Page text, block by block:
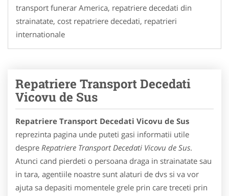
transport funerar America, repatriere decedati din
strainatate, cost repatriere decedati, repatrieri
internationale
Repatriere Transport Decedati
Vicovu de Sus
Repatriere Transport Decedati Vicovu de Sus
reprezinta pagina unde puteti gasi informatii utile
despre Repatriere Transport Decedati Vicovu de Sus.
Atunci cand pierdeti o persoana draga in strainatate sau
in tara, agentiile noastre sunt alaturi de dvs si va vor
ajuta sa depasiti momentele grele prin care treceti prin